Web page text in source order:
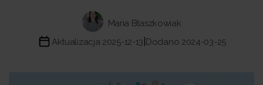
Maria Błaszkowiak
Aktualizacja 2025-12-13 Dodano 2024-03-25